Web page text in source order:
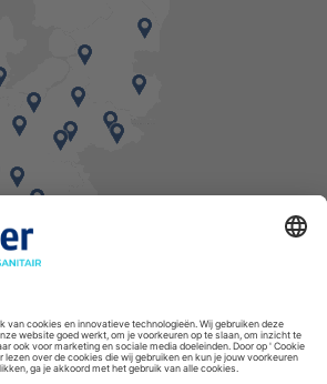
in de buurt
weekend worden, mits voorradig, dinsdag geleverd.